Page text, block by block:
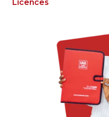
Licences